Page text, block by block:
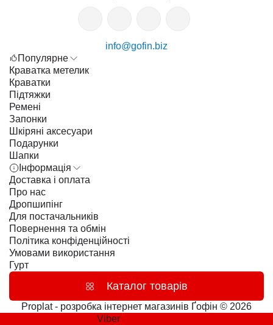
info@gofin.biz
Популярне
Краватка метелик
Краватки
Підтяжки
Ремені
Запонки
Шкіряні аксесуари
Подарунки
Шапки
Інформація
Доставка і оплата
Про нас
Дропшипінг
Для постачальників
Повернення та обмін
Політика конфіденційності
Умовами використання
Гурт
Каталог товарів
Proplat - розробка інтернет магазинів Ґофін © 2026
Viber